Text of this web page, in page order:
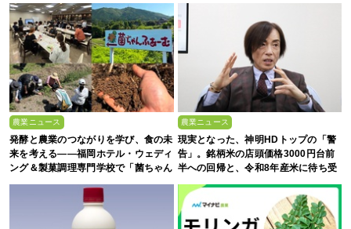
農業ニュース
発酵と農業のつながりを学び、食の未
来を考える――福岡ホテル・ウェディ
ング＆製菓調理専門学校で「菌ちゃん
農法」研修を実施【イベントレポー
農業ニュース
現実となった、神明HDトップの「警
告」。銘柄米の店頭価格3000円台前
半への回帰と、令和8年産米に待ち受
ける“大暴落”の可能性